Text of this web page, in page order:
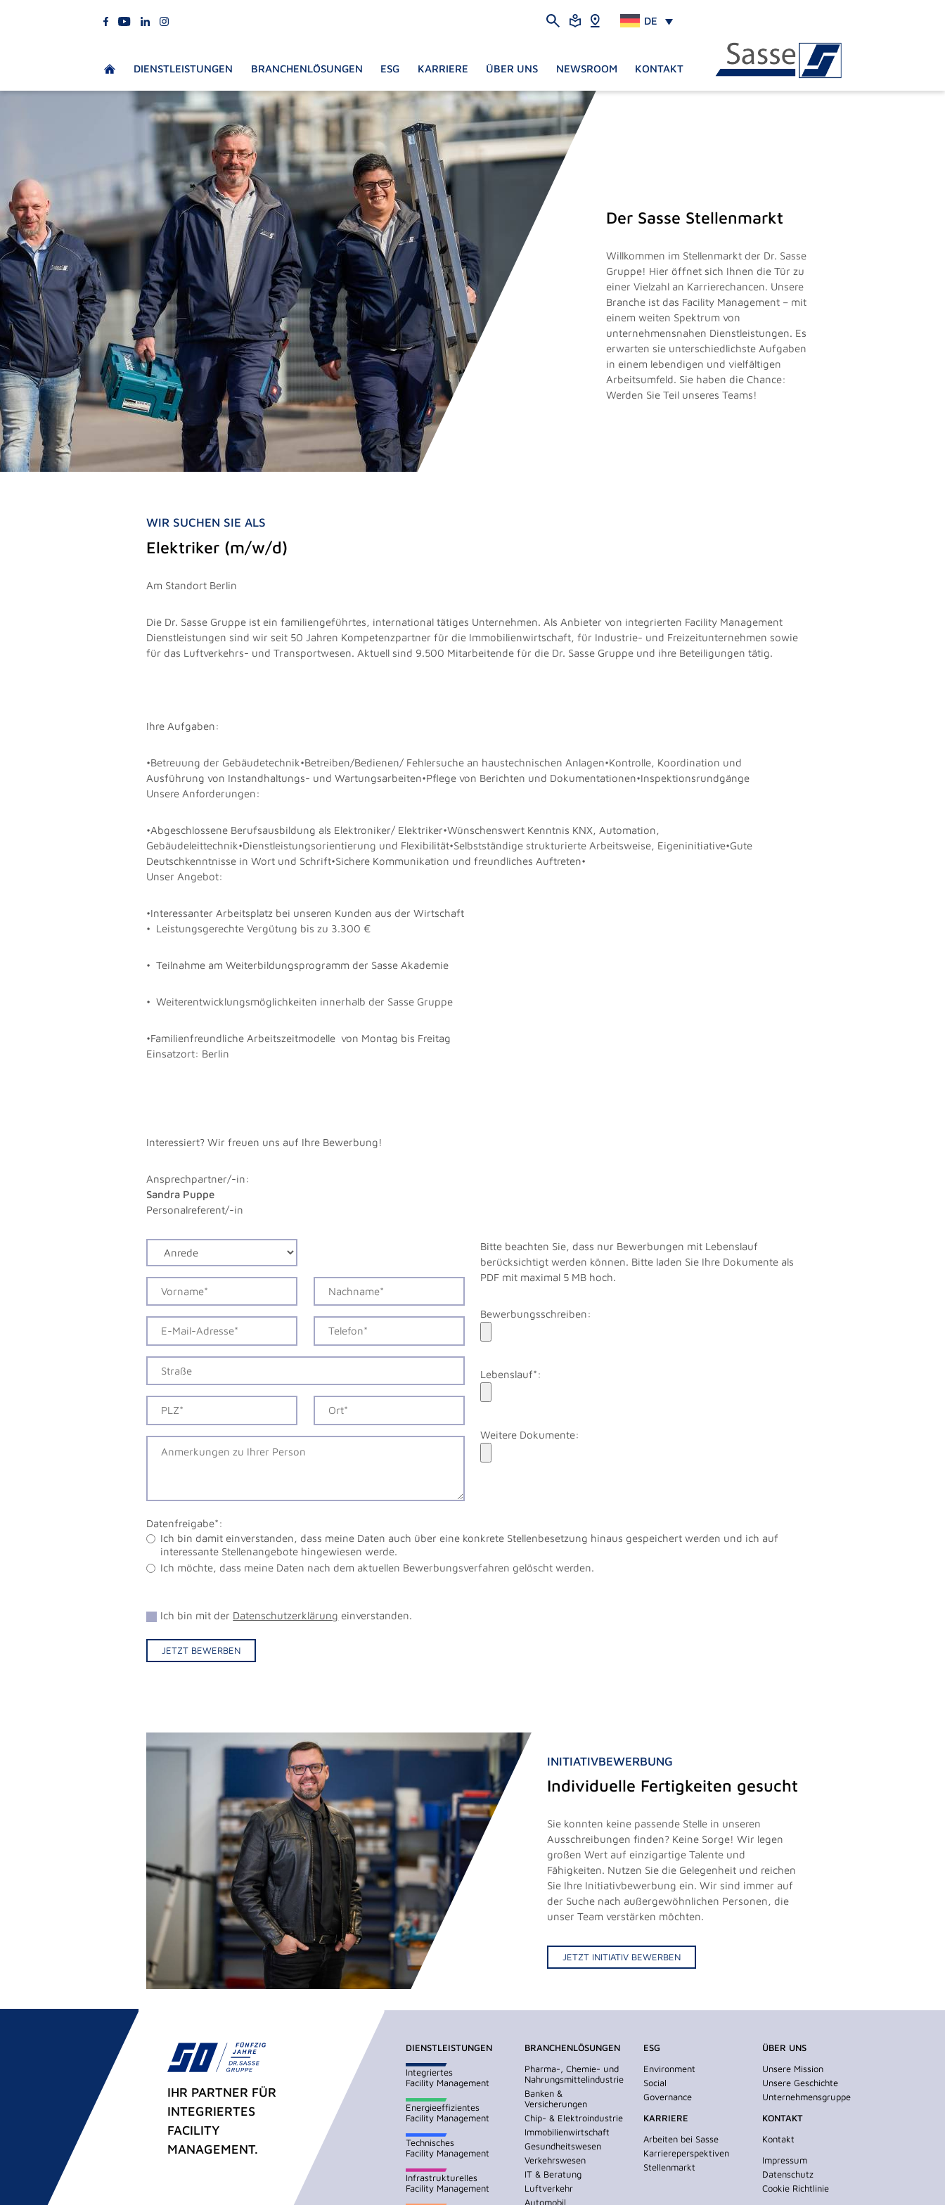
DE
DIENSTLEISTUNGEN BRANCHENLÖSUNGEN ESG KARRIERE ÜBER UNS NEWSROOM KONTAKT
Der Sasse Stellenmarkt
Willkommen im Stellenmarkt der Dr. Sasse
Gruppe! Hier öffnet sich Ihnen die Tür zu
einer Vielzahl an Karrierechancen. Unsere
Branche ist das Facility Management – mit
einem weiten Spektrum von
unternehmensnahen Dienstleistungen. Es
erwarten sie unterschiedlichste Aufgaben
in einem lebendigen und vielfältigen
Arbeitsumfeld. Sie haben die Chance:
Werden Sie Teil unseres Teams!
WIR SUCHEN SIE ALS
Elektriker (m/w/d)
Am Standort Berlin
Die Dr. Sasse Gruppe ist ein familiengeführtes, international tätiges Unternehmen. Als Anbieter von integrierten Facility Management
Dienstleistungen sind wir seit 50 Jahren Kompetenzpartner für die Immobilienwirtschaft, für Industrie- und Freizeitunternehmen sowie
für das Luftverkehrs- und Transportwesen. Aktuell sind 9.500 Mitarbeitende für die Dr. Sasse Gruppe und ihre Beteiligungen tätig. ​​​​​​​
Ihre Aufgaben:
•Betreuung der Gebäudetechnik•Betreiben/Bedienen/ Fehlersuche an haustechnischen Anlagen•Kontrolle, Koordination und
Ausführung von Instandhaltungs- und Wartungsarbeiten•Pflege von Berichten und Dokumentationen•Inspektionsrundgänge
Unsere Anforderungen:
•Abgeschlossene Berufsausbildung als Elektroniker/ Elektriker•Wünschenswert Kenntnis KNX, Automation,
Gebäudeleittechnik•Dienstleistungsorientierung und Flexibilität•Selbstständige strukturierte Arbeitsweise, Eigeninitiative•Gute
Deutschkenntnisse in Wort und Schrift•Sichere Kommunikation und freundliches Auftreten•
Unser Angebot:
•Interessanter Arbeitsplatz bei unseren Kunden aus der Wirtschaft
• Leistungsgerechte Vergütung bis zu 3.300 €
• Teilnahme am Weiterbildungsprogramm der Sasse Akademie
• Weiterentwicklungsmöglichkeiten innerhalb der Sasse Gruppe
•Familienfreundliche Arbeitszeitmodelle von Montag bis Freitag
Einsatzort: Berlin
Interessiert? Wir freuen uns auf Ihre Bewerbung!
Ansprechpartner/-in:
Sandra Puppe
Personalreferent/-in
Bitte beachten Sie, dass nur Bewerbungen mit Lebenslauf
berücksichtigt werden können. Bitte laden Sie Ihre Dokumente als
PDF mit maximal 5 MB hoch.
Bewerbungsschreiben:
Lebenslauf*:
Weitere Dokumente:
Datenfreigabe*:
Ich bin damit einverstanden, dass meine Daten auch über eine konkrete Stellenbesetzung hinaus gespeichert werden und ich auf
interessante Stellenangebote hingewiesen werde.
Ich möchte, dass meine Daten nach dem aktuellen Bewerbungsverfahren gelöscht werden.
Ich bin mit der Datenschutzerklärung einverstanden.
JETZT BEWERBEN
INITIATIVBEWERBUNG
Individuelle Fertigkeiten gesucht
Sie konnten keine passende Stelle in unseren
Ausschreibungen finden? Keine Sorge! Wir legen
großen Wert auf einzigartige Talente und
Fähigkeiten. Nutzen Sie die Gelegenheit und reichen
Sie Ihre Initiativbewerbung ein. Wir sind immer auf
der Suche nach außergewöhnlichen Personen, die
unser Team verstärken möchten.
JETZT INITIATIV BEWERBEN
IHR PARTNER FÜR
INTEGRIERTES
FACILITY
MANAGEMENT.
DIENSTLEISTUNGEN
Integriertes
Facility Management
Energieeffizientes
Facility Management
Technisches
Facility Management
Infrastrukturelles
Facility Management
BRANCHENLÖSUNGEN
Pharma-, Chemie- und
Nahrungsmittelindustrie
Banken &
Versicherungen
Chip- & Elektroindustrie
Immobilienwirtschaft
Gesundheitswesen
Verkehrswesen
IT & Beratung
Luftverkehr
Automobil
ESG
Environment
Social
Governance
KARRIERE
Arbeiten bei Sasse
Karriereperspektiven
Stellenmarkt
ÜBER UNS
Unsere Mission
Unsere Geschichte
Unternehmensgruppe
KONTAKT
Kontakt
Impressum
Datenschutz
Cookie Richtlinie